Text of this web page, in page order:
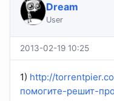
Dream
User
2013-02-19 10:25
1) http://
помогите-решит-